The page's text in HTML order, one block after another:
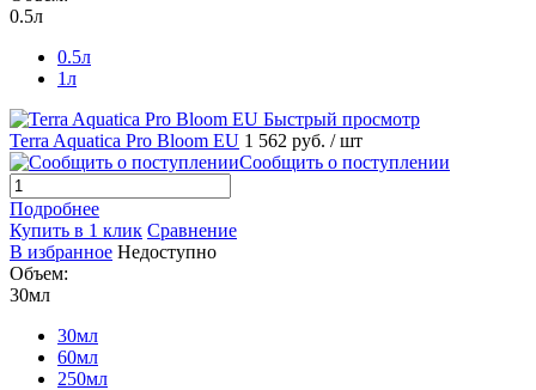
0.5л
0.5л
1л
Быстрый просмотр
Terra Aquatica Pro Bloom EU 1 562 руб. / шт
Сообщить о поступлении
Подробнее
Купить в 1 клик Сравнение
В избранное Недоступно
Объем:
30мл
30мл
60мл
250мл